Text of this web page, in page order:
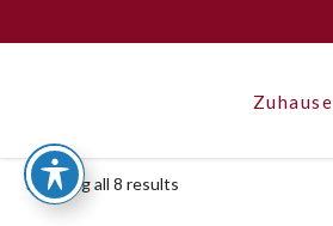
Zuhause
Showing all 8 results